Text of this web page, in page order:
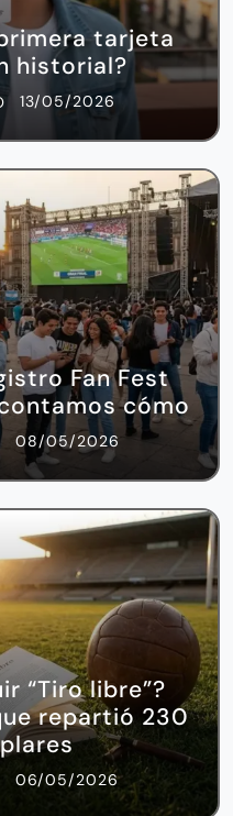
tarjeta
historial?
13/05/2026
Fan Fest
cómo
08/05/2026
“Tiro libre”?
repartió 230
06/05/2026